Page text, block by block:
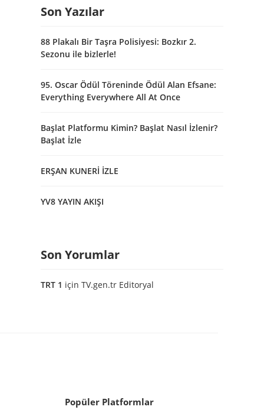
Son Yazılar
88 Plakalı Bir Taşra Polisiyesi: Bozkır 2.
Sezonu ile bizlerle!
95. Oscar Ödül Töreninde Ödül Alan Efsane:
Everything Everywhere All At Once
Başlat Platformu Kimin? Başlat Nasıl İzlenir?
Başlat İzle
ERŞAN KUNERİ İZLE
YV8 YAYIN AKIŞI
Son Yorumlar
TRT 1 için TV.gen.tr Editoryal
Popüler Platformlar